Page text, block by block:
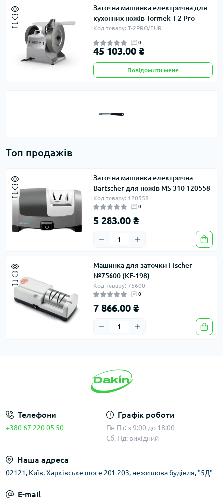
Заточна машинка електрична для
кухонних ножів Tormek T-2 Pro
Код товару: T-2PRO/EUR
0
45 103.00 ₴
Повідомити мене
Топ продажів
Заточна машинка електрична
Bartscher для ножів MS 310 120558
Код товару: 120558
0
5 283.00 ₴
Машинка для заточки Fischer
№75600 (KE-198)
Код товару: 75600
0
7 866.00 ₴
Телефони
+380 67 220 05 50
Графік роботи
Пн-Пт: з 9:00 до 18:00
Сб, Нд: вихідний
Наша адреса
02121, Київ, Харківське шосе 201-203, нежитлова будівля, "5Д"
E-mail